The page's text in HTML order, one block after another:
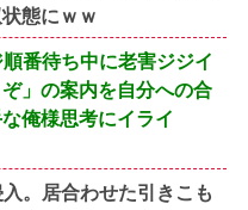
態にｗｗ
番待ち中に老害ジジイ
」の案内を自分への合
俺様思考にイライ
。居合わせた引きこも